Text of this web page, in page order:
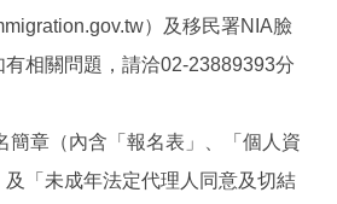
）及移民署NIA臉
相關問題，請洽02-23889393分
簡章（內含「報名表」、「個人資
「未成年法定代理人同意及切結